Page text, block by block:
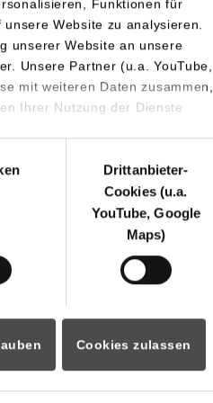
Funktionen für
Website zu analysieren.
unserer Website an unsere
Unsere Partner (u.a. YouTube,
mit weiteren Daten zusammen,
Ihrer Nutzung der Dienste
Drittanbieter-
Cookies (u.a.
YouTube, Google
Maps)
Cookies zulassen